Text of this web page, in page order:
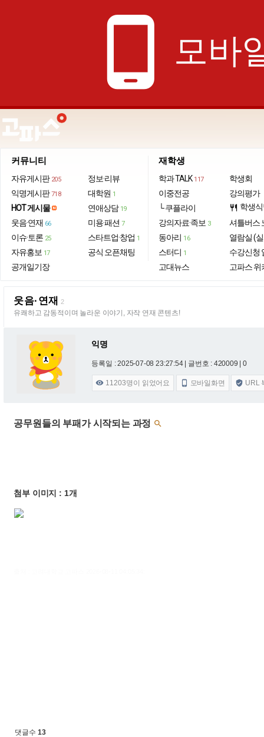
phone_android 모바
커뮤니티
자유게시판 205
익명게시판 718
HOT 게시물
웃음·연재 66
이슈·토론 25
자유홍보 17
공개일기장
정보·리뷰
대학원 1
연애상담 19
미용·패션 7
스타트업·창업 1
공식 오픈채팅
재학생
학과 TALK 117
이중전공
└ 쿠플라이
강의자료·족보 3
동아리 16
스터디 1
고대뉴스
학생회
강의평가
restaurant 학생
셔틀버스
열람실 (
수강신청
고파스 위
웃음·연재 2
유쾌하고 감동적이며 놀라운 이야기, 자작 연재 콘텐츠!
익명
등록일 : 2025-07-08 23:27:54 | 글번호 : 420009 | 0
 11203명이 읽었어요  모바일화면  URL
공무원들의 부패가 시작되는 과정 
첨부 이미지 : 1개
댓글수 13